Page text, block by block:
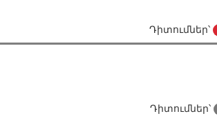
Դիտումներ՝
Դիտումներ՝